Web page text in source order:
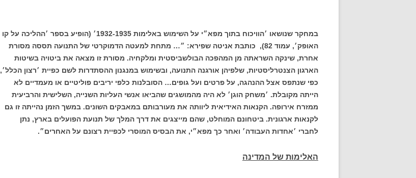
במחקר שנושאו ׳הוויכוח בתוך מפא״י על השימוש באלימות 1932-1935׳ (הופיע בספר ׳ההליכה על קו
האופק׳, עמוד 82), כותבת אניטה שפירא: ״… מתחת למעטה הדמוקרטי של התנועה תססה מסורת
אחרת, שינקה השראתה מן המהפכה הבולשביסטית ומלקחיה. מסורת זו מצאה את ביטויה בשיטות
הארגון הצנטרליסטיות, שלפיהן אורגנה התנועה, ובשימוש במנגנון ההסתדרות לשם כפיית ׳רצון הכלל׳,
כפי שנתפס אצל ההנהגה, על פרטים ועל גופים… הסובלנות כלפי יריבים פוליטיים או מעמדיים לא
הייתה מקובלת. ׳משחק הוגן׳ לא היה מהמושגים שהביאו אנשי העליות השנייה, השלישית והרביעית
ממזרח אירופה. הקנאות האידיאית ליוותה את מעורבותם במאבקים השונים. במשך הזמן נהייתה זו גם
לקנאות ארגונית. ביטחונם המוחלט, שהם מייצגים את דרך המלך של תנועת הפועלים בארץ, נתן
לחברי ׳אחדות העבודה׳ ואחר כך מפא״י, את הבסיס המוסרי לכפיית רצונם על האחרים״.
האלימות של המדינה